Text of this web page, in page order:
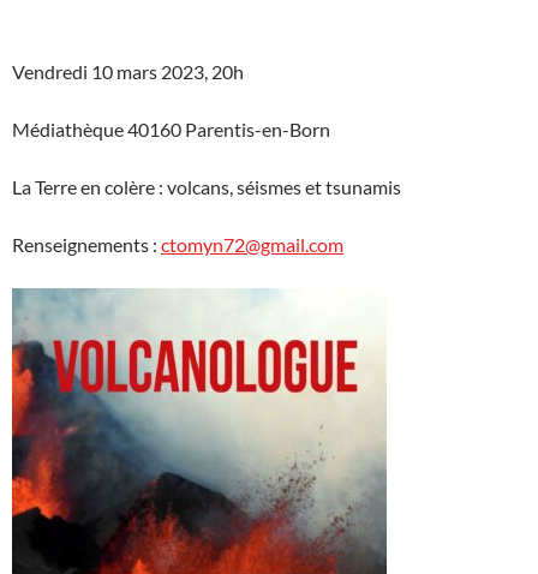
Vendredi 10 mars 2023, 20h
Médiathèque 40160 Parentis-en-Born
La Terre en colère : volcans, séismes et tsunamis
Renseignements : ctomyn72@gmail.com